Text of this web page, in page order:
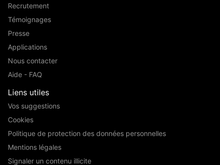
Recrutement
Témoignages
Presse
Applications
Nous contacter
Aide - FAQ
Liens utiles
Vos suggestions
Cookies
Politique de protection des données personnelles
Mentions légales
Signaler un contenu illicite